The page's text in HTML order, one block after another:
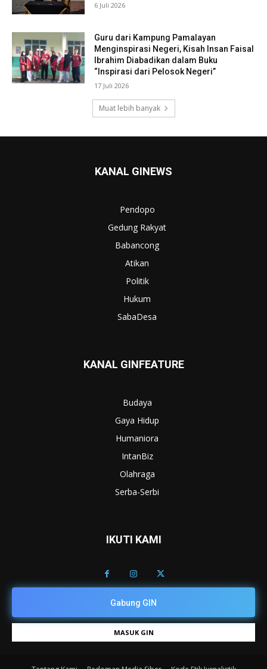
6 Juli 2026
Guru dari Kampung Pamalayan
Menginspirasi Negeri, Kisah Insan Faisal
Ibrahim Diabadikan dalam Buku
“Inspirasi dari Pelosok Negeri”
17 Juli 2026
Muat lebih banyak
KANAL GINEWS
Pendopo
Gedung Rakyat
Babancong
Atikan
Politik
Hukum
SabaDesa
KANAL GINFEATURE
Budaya
Gaya Hidup
Humaniora
IntanBiz
Olahraga
Serba-Serbi
IKUTI KAMI
Gabung GIN
MASUK GIN